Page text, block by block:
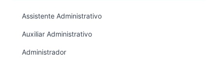
Assistente Administrativo
Auxiliar Administrativo
Administrador